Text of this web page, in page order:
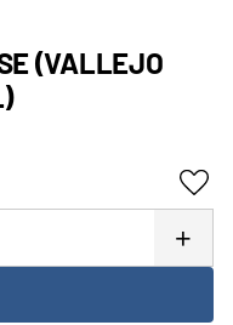
(VALLEJO
+